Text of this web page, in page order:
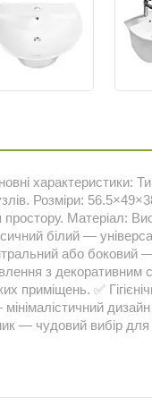
характеристики:
Розміри:
Матеріал:
білий —
або
з
приміщень. ✅
— чудовий вибір